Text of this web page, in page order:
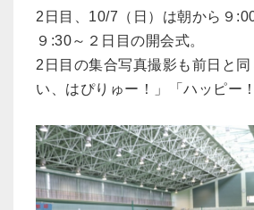
2日目、10/7（日）は朝から９
９:30～２日目の開会式。
2日目の集合写真撮影も前日と
い、はぴりゅー！」「ハッピー